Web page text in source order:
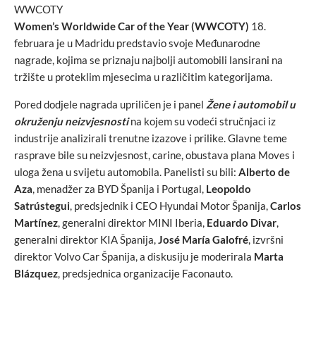
WWCOTY
Women’s Worldwide Car of the Year (WWCOTY) 18.
februara je u Madridu predstavio svoje Međunarodne
nagrade, kojima se priznaju najbolji automobili lansirani na
tržište u proteklim mjesecima u različitim kategorijama.
Pored dodjele nagrada upriličen je i panel Žene i automobil u
okruženju neizvjesnostina kojem su vodeći stručnjaci iz
industrije analizirali trenutne izazove i prilike. Glavne teme
rasprave bile su neizvjesnost, carine, obustava plana Moves i
uloga žena u svijetu automobila. Panelisti su bili: Alberto de
Aza, menadžer za BYD Španija i Portugal, Leopoldo
Satrústegui, predsjednik i CEO Hyundai Motor Španija,Carlos
Martínez, generalni direktor MINI Iberia, Eduardo Divar,
generalni direktor KIA Španija,José María Galofré, izvršni
direktor Volvo Car Španija, a diskusiju je moderirala Marta
Blázquez, predsjednica organizacije Faconauto.